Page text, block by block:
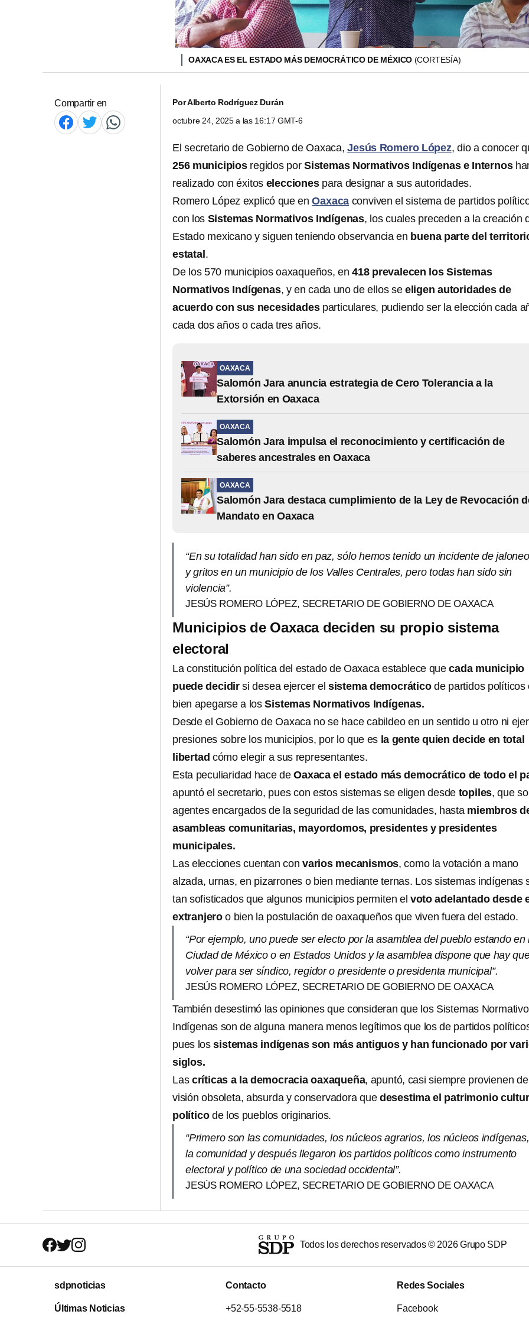
OAXACA ES EL ESTADO MÁS DEMOCRÁTICO DE MÉXICO (CORTESÍA)
Compartir en PorAlberto Rodríguez Durán
octubre 24, 2025 a las 16:17 GMT-6
El secretario de Gobierno de Oaxaca,Jesús Romero López, dio a conocer
256 municipiosregidos porSistemas Normativos Indígenas e Internos
realizado con éxitos eleccionespara designar a sus autoridades.
Romero López explicó que enOaxaca conviven el sistema de partidos
con los Sistemas Normativos Indígenas, los cuales preceden a la creación
Estado mexicano y siguen teniendo observancia en buena parte del
estatal .
De los 570 municipios oaxaqueños, en418 prevalecen los Sistemas
Normativos Indígenas, y en cada uno de ellos se eligen autoridades de
acuerdo con sus necesidadesparticulares, pudiendo ser la elección cada
cada dos años o cada tres años.
OAXACA
Salomón Jara anuncia estrategia de Cero Tolerancia a la
Extorsión en Oaxaca
OAXACA
Salomón Jara impulsa el reconocimiento y certificación de
saberes ancestrales en Oaxaca
OAXACA
Salomón Jara destaca cumplimiento de la Ley de Revocación
Mandato en Oaxaca
“En su totalidad han sido en paz, sólo hemos tenido un incidente de
y gritos en un municipio de los Valles Centrales, pero todas han sido sin
violencia”.
JESÚS ROMERO LÓPEZ, SECRETARIO DE GOBIERNO DE OAXACA
Municipios de Oaxaca deciden su propio sistema
electoral
La constitución política del estado de Oaxaca establece quecada municipio
puede decidir si desea ejercer el sistema democráticode partidos políticos
bien apegarse a losSistemas Normativos Indígenas.
Desde el Gobierno de Oaxaca no se hace cabildeo en un sentido u otro ni
presiones sobre los municipios, por lo que es la gente quien decide en total
libertad cómo elegir a sus representantes.
Esta peculiaridad hace deOaxaca el estado más democrático de todo el
apuntó el secretario, pues con estos sistemas se eligen desde topiles, que
agentes encargados de la seguridad de las comunidades, hasta miembros
asambleas comunitarias, mayordomos, presidentes y presidentes
municipales.
Las elecciones cuentan con varios mecanismos, como la votación a mano
alzada, urnas, en pizarrones o bien mediante ternas. Los sistemas indígenas
tan sofisticados que algunos municipios permiten el voto adelantado desde
extranjero o bien la postulación de oaxaqueños que viven fuera del estado.
“Por ejemplo, uno puede ser electo por la asamblea del pueblo estando en
Ciudad de México o en Estados Unidos y la asamblea dispone que hay
volver para ser síndico, regidor o presidente o presidenta municipal”.
JESÚS ROMERO LÓPEZ, SECRETARIO DE GOBIERNO DE OAXACA
También desestimó las opiniones que consideran que los Sistemas
Indígenas son de alguna manera menos legítimos que los de partidos
pues lossistemas indígenas son más antiguos y han funcionado por
siglos.
Las críticas a la democracia oaxaqueña, apuntó, casi siempre provienen
visión obsoleta, absurda y conservadora que desestima el patrimonio
políticode los pueblos originarios.
“Primero son las comunidades, los núcleos agrarios, los núcleos indígenas,
la comunidad y después llegaron los partidos políticos como instrumento
electoral y político de una sociedad occidental”.
JESÚS ROMERO LÓPEZ, SECRETARIO DE GOBIERNO DE OAXACA
Todos los derechos reservados © 2026Grupo SDP
sdpnoticias
Últimas Noticias
Contacto
+52-55-5538-5518
Redes Sociales
Facebook